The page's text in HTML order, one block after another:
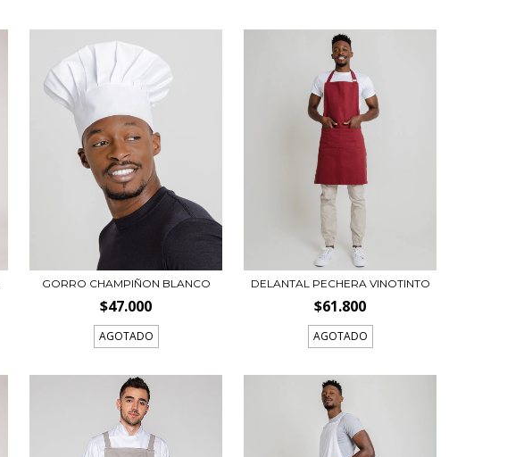
GORRO CHAMPIÑON BLANCO
$47.000
AGOTADO
DELANTAL PECHERA VINOTINTO
$61.800
AGOTADO